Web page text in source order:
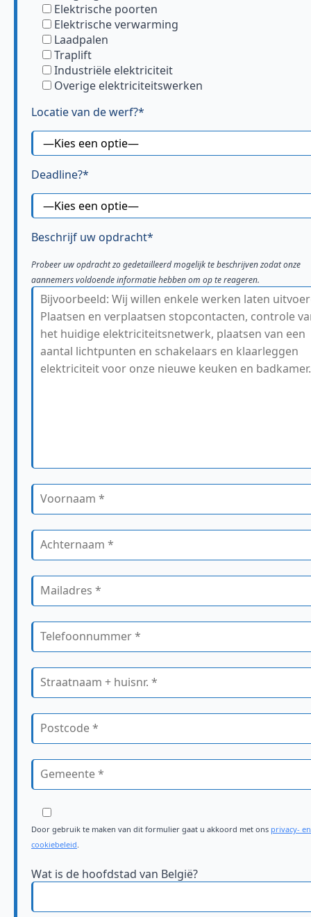
Elektrische poorten
Elektrische verwarming
Laadpalen
Traplift
Industriële elektriciteit
Overige elektriciteitswerken
Locatie van de werf?*
Deadline?*
Beschrijf uw opdracht*
Probeer uw opdracht zo gedetailleerd mogelijk te beschrijven zodat onze
aannemers voldoende informatie hebben om op te reageren.
Door gebruik te maken van dit formulier gaat u akkoord met ons privacy- en
cookiebeleid
Wat is de hoofdstad van België?